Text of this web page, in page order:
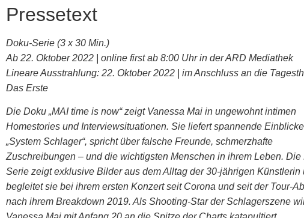
Pressetext
Doku-Serie (3 x 30 Min.)
Ab 22. Oktober 2022 | online first ab 8:00 Uhr in der ARD Mediathek
Lineare Ausstrahlung: 22. Oktober 2022 | im Anschluss an die
Das Erste
Die Doku „MAI time is now“ zeigt Vanessa Mai in ungewohnt intimen
Homestories und Interviewsituationen. Sie liefert spannende
„System Schlager“, spricht über falsche Freunde, schmerzhafte
Zuschreibungen – und die wichtigsten Menschen in ihrem Leben. Die
Serie zeigt exklusive Bilder aus dem Alltag der 30-jährigen Künstlerin
begleitet sie bei ihrem ersten Konzert seit Corona und seit der Tour-
nach ihrem Breakdown 2019. Als Shooting-Star der Schlagerszene